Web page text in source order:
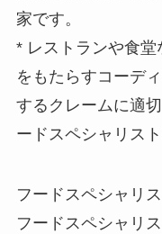
家です。
* レストランや食堂
をもたらすコーデ
するクレームに適
ードスペシャリス
フードスペシャリ
フードスペシャリ